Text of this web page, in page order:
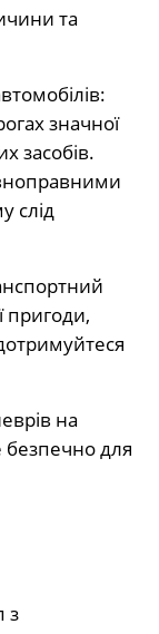
та
значної
засобів.
слід
пригоди,
на
безпечно для